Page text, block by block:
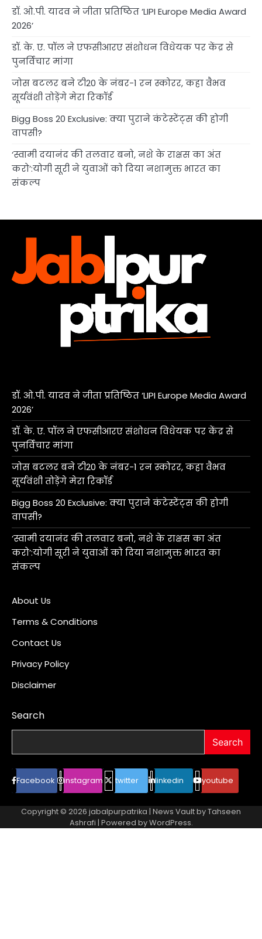
डॉ. ओ.पी. यादव ने जीता प्रतिष्ठित ‘LIPI Europe Media Award
2026’
डॉ. के. ए. पॉल ने एफसीआरए संशोधन विधेयक पर केंद्र से
पुनर्विचार मांगा
जोस बटलर बने टी20 के नंबर-1 रन स्कोरर, कहा वैभव
सूर्यवंशी तोड़ेंगे मेरा रिकॉर्ड
Bigg Boss 20 Exclusive: क्या पुराने कंटेस्टेंट्स की होगी
वापसी?
‘स्वामी दयानंद की तलवार बनो, नशे के राक्षस का अंत
करो’:योगी सूरी ने युवाओं को दिया नशामुक्त भारत का
संकल्प
डॉ. ओ.पी. यादव ने जीता प्रतिष्ठित ‘LIPI Europe Media Award
2026’
डॉ. के. ए. पॉल ने एफसीआरए संशोधन विधेयक पर केंद्र से
पुनर्विचार मांगा
जोस बटलर बने टी20 के नंबर-1 रन स्कोरर, कहा वैभव
सूर्यवंशी तोड़ेंगे मेरा रिकॉर्ड
Bigg Boss 20 Exclusive: क्या पुराने कंटेस्टेंट्स की होगी
वापसी?
‘स्वामी दयानंद की तलवार बनो, नशे के राक्षस का अंत
करो’:योगी सूरी ने युवाओं को दिया नशामुक्त भारत का
संकल्प
About Us
Terms & Conditions
Contact Us
Privacy Policy
Disclaimer
Search
Search
Facebook instagram twitter linkedin youtube
Copyright © 2026 jabalpurpatrika | News Vault byTahseen
Ashrafi | Powered byWordPress.